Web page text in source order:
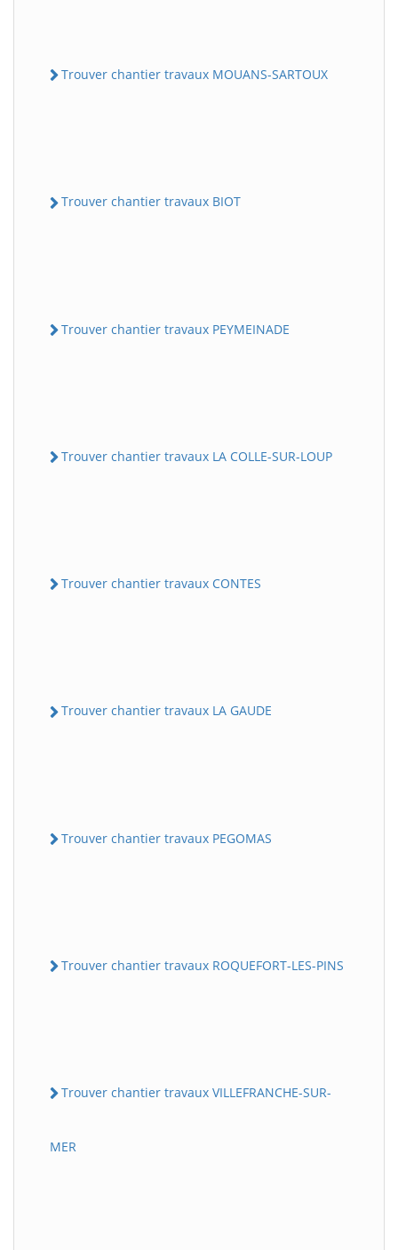
Trouver chantier travaux MOUANS-SARTOUX
Trouver chantier travaux BIOT
Trouver chantier travaux PEYMEINADE
Trouver chantier travaux LA COLLE-SUR-LOUP
Trouver chantier travaux CONTES
Trouver chantier travaux LA GAUDE
Trouver chantier travaux PEGOMAS
Trouver chantier travaux ROQUEFORT-LES-PINS
Trouver chantier travaux VILLEFRANCHE-SUR-
MER